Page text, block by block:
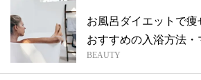
お風呂ダイエットで痩
おすすめの入浴方法
をご...
BEAUTY